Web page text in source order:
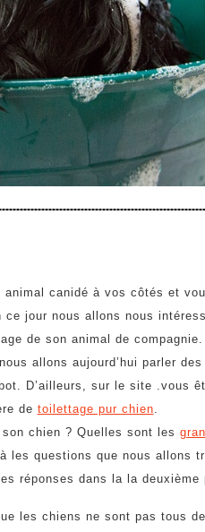
canidé à vos côtés et
jour nous allons nous
de son animal de
allons aujourd’hui parler
D’ailleurs, sur le site .vous
de toilettage pur chien.
chien ? Quelles sont les
les questions que nous allons
réponses dans la la deuxième
les chiens ne sont pas tous